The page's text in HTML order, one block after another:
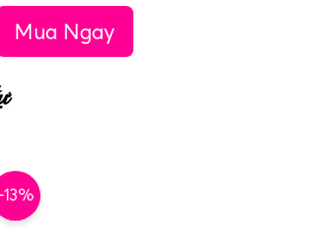
Mua Ngay
-13%